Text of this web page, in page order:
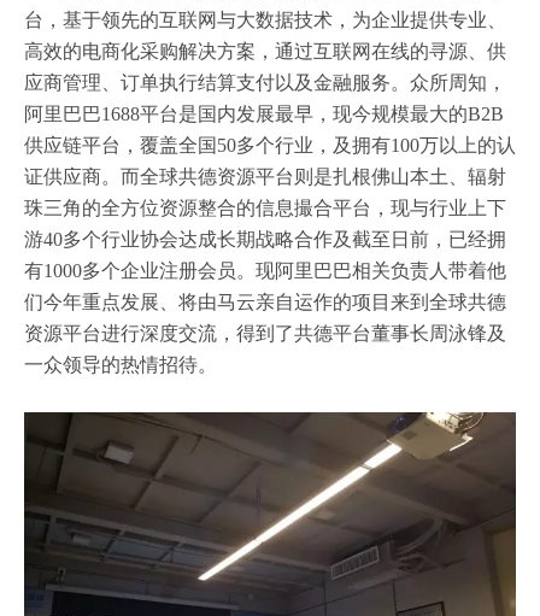
台，基于领先的互联网与大数据技术，为企业提供专业、
高效的电商化采购解决方案，通过互联网在线的寻源、供
应商管理、订单执行结算支付以及金融服务。众所周知，
阿里巴巴1688平台是国内发展最早，现今规模最大的B2B
供应链平台，覆盖全国50多个行业，及拥有100万以上的认
证供应商。而全球共德资源平台则是扎根佛山本土、辐射
珠三角的全方位资源整合的信息撮合平台，现与行业上下
游40多个行业协会达成长期战略合作及截至日前，已经拥
有1000多个企业注册会员。现阿里巴巴相关负责人带着他
们今年重点发展、将由马云亲自运作的项目来到全球共德
资源平台进行深度交流，得到了共德平台董事长周泳锋及
一众领导的热情招待。